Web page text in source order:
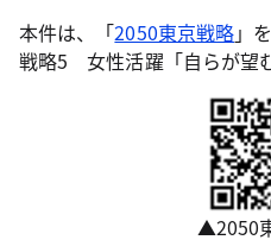
本件は、「2050東京戦略」
戦略5 女性活躍「自らが望
▲2050